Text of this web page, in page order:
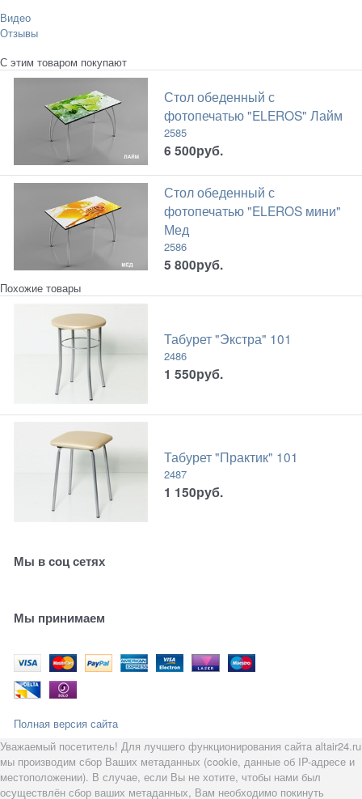
Видео
Отзывы
С этим товаром покупают
Стол обеденный с
фотопечатью "ELEROS" Лайм
2585
6 500руб.
Стол обеденный с
фотопечатью "ELEROS мини"
Мед
2586
5 800руб.
Похожие товары
Табурет "Экстра" 101
2486
1 550руб.
Табурет "Практик" 101
2487
1 150руб.
Мы в соц сетях
Мы принимаем
Полная версия сайта
Уважаемый посетитель! Для лучшего функционирования сайта altair24.ru
мы производим сбор Ваших метаданных (cookie, данные об IP-адресе и
местоположении). В случае, если Вы не хотите, чтобы нами был
осуществлён сбор ваших метаданных, Вам необходимо покинуть